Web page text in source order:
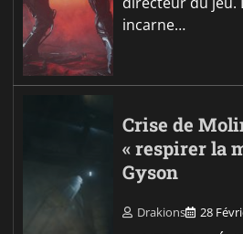
incarne…
Crise de
« respirer la
Gyson
Drakions 28